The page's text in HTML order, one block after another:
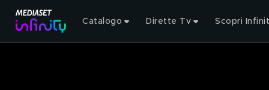
Catalogo Dirette Tv Scopri